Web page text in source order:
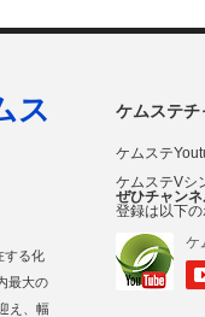
ケムステチ
ケムステ
ケムステVシ
ぜひチャンネ
登録は以下の
ス
する化
最大の
え、幅